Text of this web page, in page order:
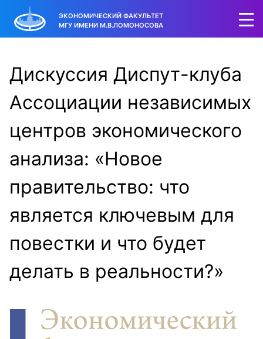
ЭКОНОМИЧЕСКИЙ ФАКУЛЬТЕТ
МГУ ИМЕНИ М.В.ЛОМОНОСОВА
Дискуссия Диспут-клуба
Ассоциации независимых
центров экономического
анализа: «Новое
правительство: что
является ключевым для
повестки и что будет
делать в реальности?»